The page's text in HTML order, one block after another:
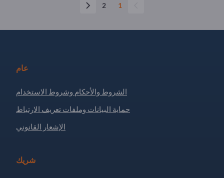
1
2
عام
الشروط والأحكام وشروط الاستخدام
حماية البيانات وملفات تعريف الارتباط
الإشعار القانوني
شريك